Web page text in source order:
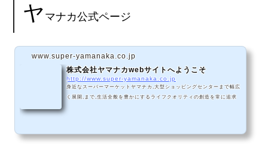
ヤ マナカ公式ページ
www.super-yamanaka.co.jp
株式会社ヤマナカwebサイトへようこそ
http://www.super-yamanaka.co.jp
身近なスーパーマーケットヤマナカ,大型ショッピングセンターまで幅広
く展開,まで,生活全般を豊かにするライフクオリティの創造を常に追求